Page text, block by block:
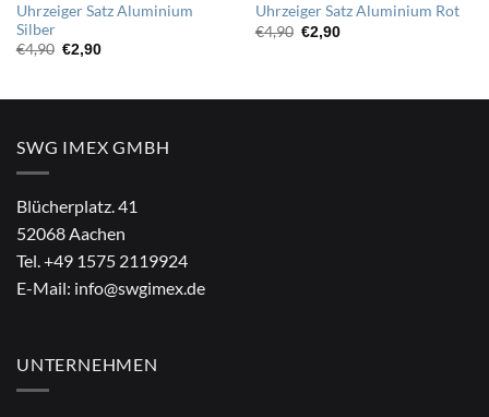
die
Uhrzeiger Satz Aluminium
Silber
€4,90 Ursprünglicher
Preis
€2,90Aktueller
die
Uhrzeiger Satz Aluminium Rot
€4,90 Ursprünglicher
Preis
€2,90Aktueller
SWG IMEX GMBH
Blücherplatz. 41
52068 Aachen
Tel.+49 1575 2119924
E-Mail: info@swgimex.de
UNTERNEHMEN